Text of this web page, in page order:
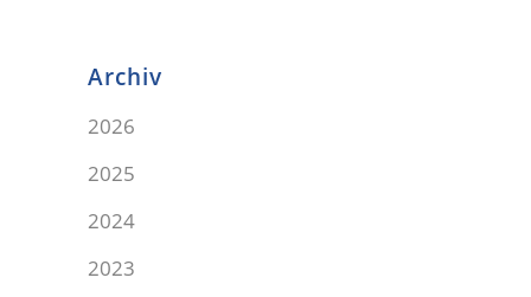
Archiv
2026
2025
2024
2023